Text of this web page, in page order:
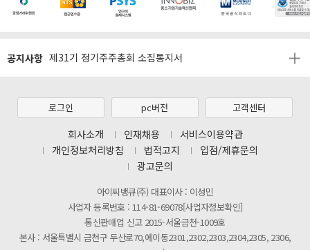
공지사항
[마일리지 적립 및 사용 정책 개편 안내]
제31기 정기주주총회 소집통지서
[2026년 8월 신용카드 무이자 행사 안내]
제31기 정기주주총회 소집통지서
[마일리지 적립 및 사용 정책 개편 안내]
로그인 pc버전 고객센터
회사소개 인재채용
서비스이용약관
개인정보처리방침
법적고지
입점/제휴문의
광고문의
아이씨뱅큐(주) 대표이사 : 이성민
사업자 등록번호 : 114-81-69078[사업자정보확인]
통신판매업 신고 2015-서울금천-1009호
본사 : 서울특별시 금천구 두산로70,에이동2301,2302,2303,2304,2305, 2306,